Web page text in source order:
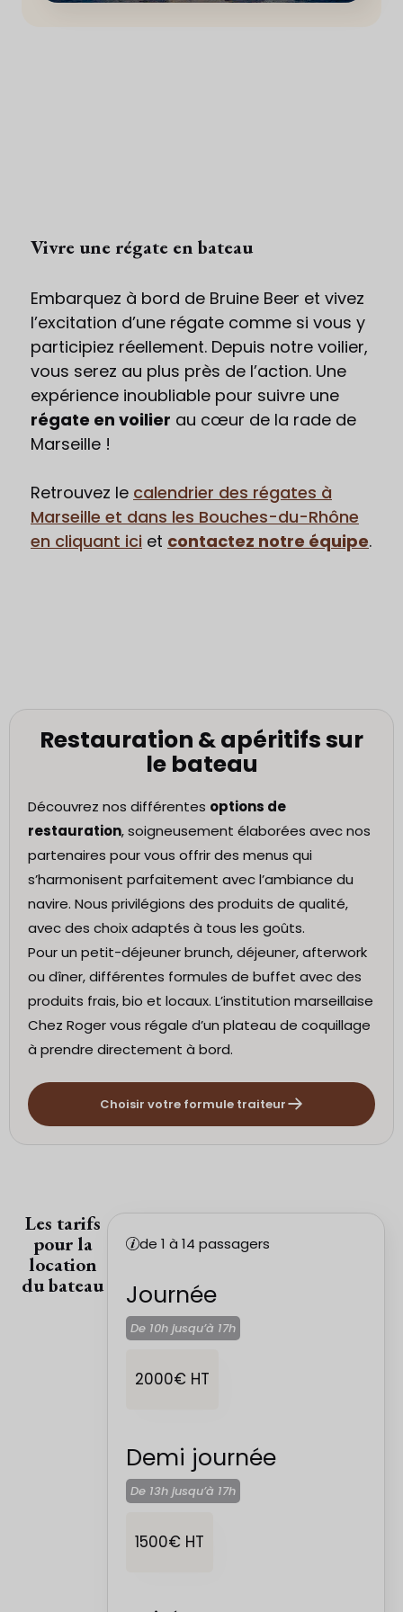
Vivre une régate en bateau
Embarquez à bord de Bruine Beer et vivez
l’excitation d’une régate comme si vous y
participiez réellement. Depuis notre voilier,
vous serez au plus près de l’action. Une
expérience inoubliable pour suivre une
régate en voilier au cœur de la rade de
Marseille !
Retrouvez le calendrier des régates à
Marseille et dans les Bouches-du-Rhône
en cliquant ici et contactez notre équipe.
Restauration & apéritifs sur
le bateau
Découvrez nos différentes options de
restauration, soigneusement élaborées avec nos
partenaires pour vous offrir des menus qui
s’harmonisent parfaitement avec l’ambiance du
navire. Nous privilégions des produits de qualité,
avec des choix adaptés à tous les goûts.
Pour un petit-déjeuner brunch, déjeuner, afterwork
ou dîner, différentes formules de buffet avec des
produits frais, bio et locaux. L’institution marseillaise
Chez Roger vous régale d’un plateau de coquillage
à prendre directement à bord.
Choisir votre formule traiteur
Les tarifs
pour la
location
du bateau
de 1 à 14 passagers
Journée
De 10h jusqu’à 17h
2000€ HT
Demi journée
De 13h jusqu’à 17h
1500€ HT